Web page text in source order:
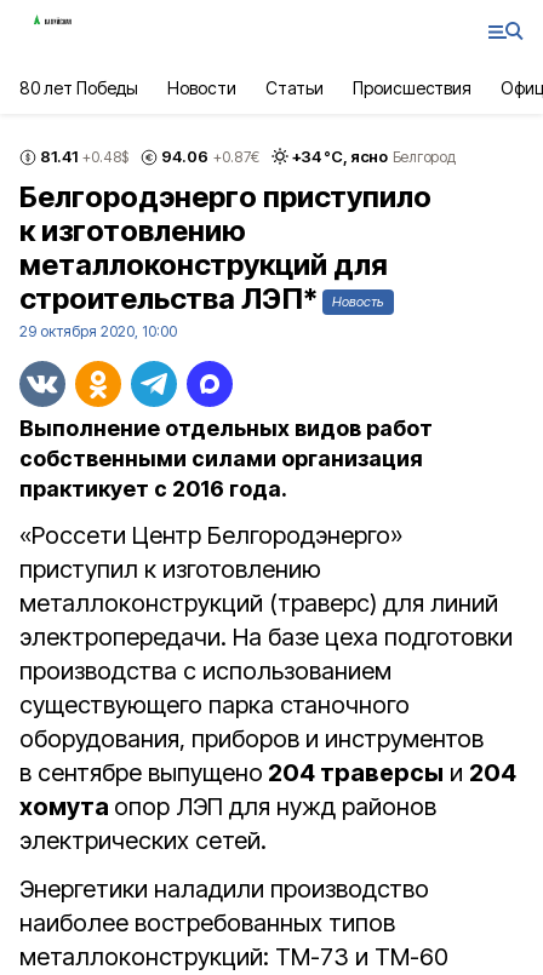
80 лет Победы Новости Статьи Происшествия
81.41 +0.48$ 94.06 +0.87€ +34°С, ясно Белгород
Белгородэнерго приступило
к изготовлению
металлоконструкций для
строительства ЛЭП*
Новость
29 октября 2020, 10:00
Выполнение отдельных видов работ
собственными силами организация
практикует с 2016 года.
«Россети Центр Белгородэнерго»
приступил к изготовлению
металлоконструкций (траверс) для линий
электропередачи. На базе цеха подготовки
производства с использованием
существующего парка станочного
оборудования, приборов и инструментов
в сентябре выпущено 204 траверсы и 204
хомута опор ЛЭП для нужд районов
электрических сетей.
Энергетики наладили производство
наиболее востребованных типов
металлоконструкций: ТМ-73 и ТМ-60